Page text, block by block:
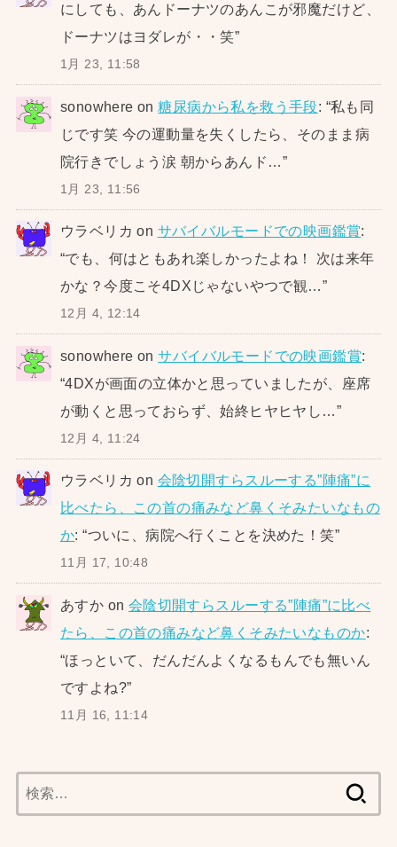
にしても、あんドーナツのあんこが邪魔だけど、
ドーナツはヨダレが・・笑”
1月 23, 11:58
sonowhere on糖尿病から私を救う手段: “私も同
じです笑 今の運動量を失くしたら、そのまま病
院行きでしょう涙 朝からあんド…”
1月 23, 11:56
ウラベリカ on サバイバルモードでの映画鑑賞:
“でも、何はともあれ楽しかったよね！ 次は来年
かな？今度こそ4DXじゃないやつで観…”
12月 4, 12:14
sonowhere onサバイバルモードでの映画鑑賞:
“4DXが画面の立体かと思っていましたが、座席
が動くと思っておらず、始終ヒヤヒヤし… ”
12月 4, 11:24
ウラベリカ on 会陰切開すらスルーする”陣痛”に
比べたら、この首の痛みなど鼻くそみたいなもの
か: “ついに、病院へ行くことを決めた！笑”
11月 17, 10:48
あすか on 会陰切開すらスルーする”陣痛”に比べ
たら、この首の痛みなど鼻くそみたいなものか:
“ほっといて、だんだんよくなるもんでも無いん
ですよね?”
11月 16, 11:14
索: